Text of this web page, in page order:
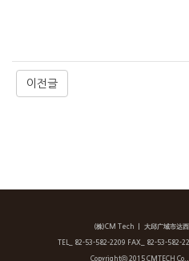
이전글
(株)CM Tech ㅣ 大邱广域市达
TEL_ 82-53-582-2209 FAX_ 82-53-
Copyrightⓒ 2015 CMTECH